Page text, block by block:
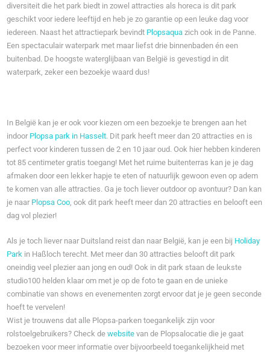
diversiteit die het park biedt in zowel attracties als horeca is dit park
geschikt voor iedere leeftijd en heb je zo garantie op een leuke dag voor
iedereen. Naast het attractiepark bevindt Plopsaqua zich ook in de Panne.
Een spectaculair waterpark met maar liefst drie binnenbaden én een
buitenbad. De hoogste waterglijbaan van België is gevestigd in dit
waterpark, zeker een bezoekje waard dus!
In België kan je er ook voor kiezen om een bezoekje te brengen aan het
indoor Plopsa park in Hasselt. Dit park heeft meer dan 20 attracties en is
perfect voor kinderen tussen de 2 en 10 jaar oud. Ook hier hebben kinderen
tot 85 centimeter gratis toegang! Met het ruime buitenterras kan je je dag
afmaken door een lekker hapje te eten of natuurlijk gewoon even op adem
te komen van alle attracties. Ga je toch liever outdoor op avontuur? Dan kan
je naar Plopsa Coo , ook dit park heeft meer dan 20 attracties en belooft een
dag vol plezier!
Als je toch liever naar Duitsland reist dan naar België, kan je een bij Holiday
Park in Haßloch terecht. Met meer dan 30 attracties belooft dit park
oneindig veel plezier aan jong en oud! Ook in dit park staan de leukste
studio100 helden klaar om met je op de foto te gaan en de unieke
combinatie van shows en evenementen zorgt ervoor dat je je geen seconde
hoeft te vervelen!
Wist je trouwens dat alle Plopsa-parken toegankelijk zijn voor
rolstoelgebruikers? Check dewebsite van de Plopsalocatie die je gaat
bezoeken voor meer informatie over bijvoorbeeld toegankelijkheid met